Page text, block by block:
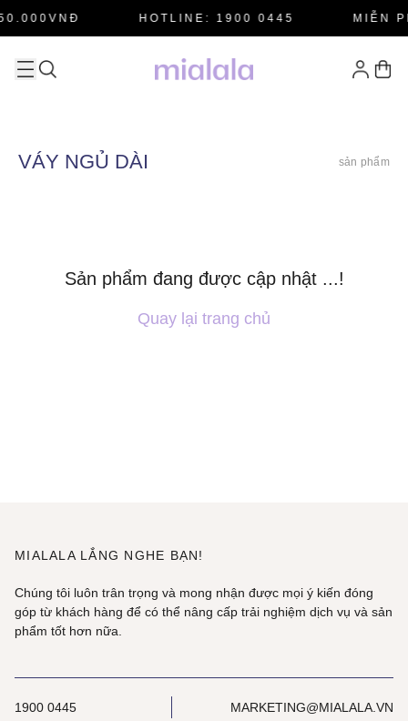
HOTLINE: 1900 0445 MIỄN
VÁY NGỦ DÀI sản phẩm
Sản phẩm đang được cập nhật ...!
Quay lại trang chủ
MIALALA LẮNG NGHE BẠN!
Chúng tôi luôn trân trọng và mong nhận được mọi ý kiến đóng
góp từ khách hàng để có thể nâng cấp trải nghiệm dịch vụ và sản
phẩm tốt hơn nữa.
1900 0445 MARKETING@MIALALA.VN